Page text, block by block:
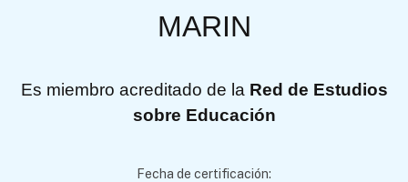
MARIN
Es miembro acreditado de la Red de Estudios
sobre Educación
Fecha de certificación: